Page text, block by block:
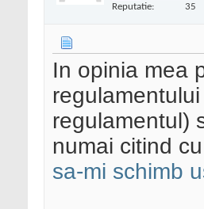
Reputatie: 35
In opinia mea
regulamentul)
numai citind
sa-mi schimb